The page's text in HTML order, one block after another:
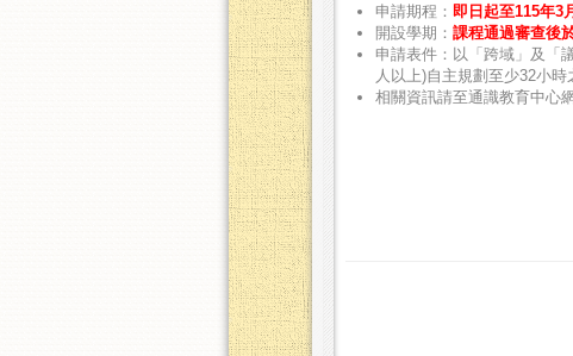
申請期程： 即日起至115年3
開設學期： 課程通過審查後
申請表件：以「跨域」及「
人以上)自主規劃至少32小時
相關資訊請至通識教育中心